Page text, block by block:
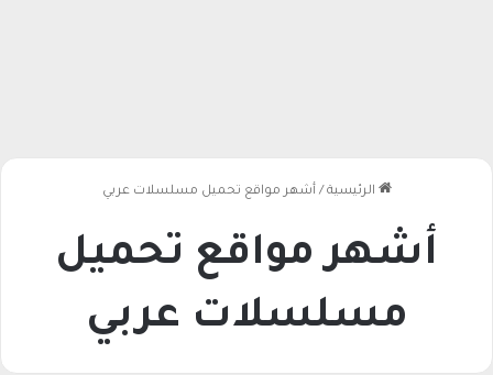
الرئيسية / أشهر مواقع تحميل مسلسلات عربي
أشهر مواقع تحميل
مسلسلات عربي